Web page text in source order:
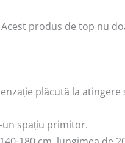
produs de top nu
plăcută la atingere
spațiu primitor.